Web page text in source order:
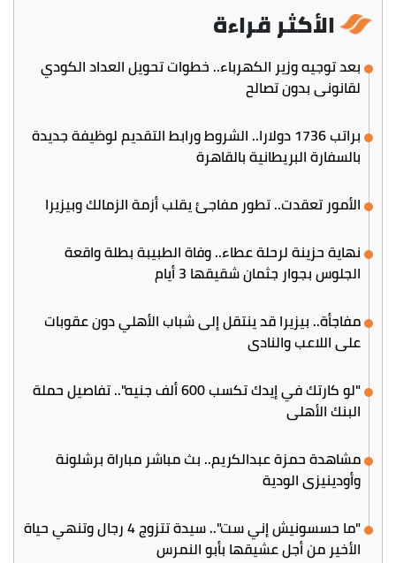
الأكثر قراءة
بعد توجيه وزير الكهرباء.. خطوات تحويل العداد الكودي
لقانوني بدون تصالح
براتب 1736 دولارا.. الشروط ورابط التقديم لوظيفة جديدة
بالسفارة البريطانية بالقاهرة
الأمور تعقدت.. تطور مفاجئ يقلب أزمة الزمالك وبيزيرا
نهاية حزينة لرحلة عطاء.. وفاة الطبيبة بطلة واقعة
الجلوس بجوار جثمان شقيقها 3 أيام
مفاجأة.. بيزيرا قد ينتقل إلى شباب الأهلي دون عقوبات
على اللاعب والنادي
"لو كارتك في إيدك تكسب 600 ألف جنيه".. تفاصيل حملة
البنك الأهلي
مشاهدة حمزة عبدالكريم.. بث مباشر مباراة برشلونة
وأودينيزي الودية
"ما حسسونيش إني ست".. سيدة تتزوج 4 رجال وتنهي حياة
الأخير من أجل عشيقها بأبو النمرس